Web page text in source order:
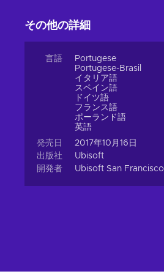
その他の詳細
言語
Portugese
Portugese-Brasil
イタリア語
スペイン語
ドイツ語
フランス語
ポーランド語
英語
発売日
2017年10月16日
出版社
Ubisoft
開発者
Ubisoft San Francisco